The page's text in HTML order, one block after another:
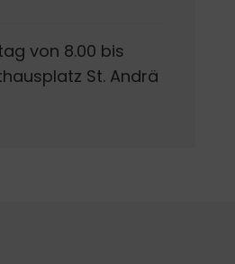
von 8.00 bis
St. Andrä